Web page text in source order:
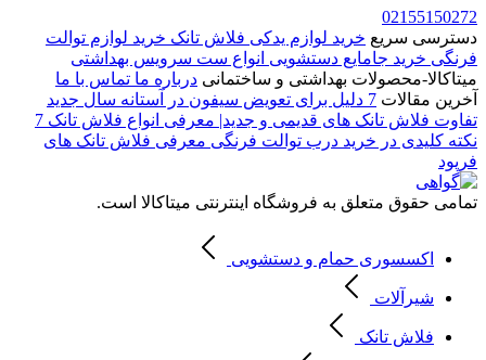
02155150272
دسترسی سریع خرید لوازم یدکی فلاش تانک خرید لوازم توالت
فرنگی خرید جامایع دستشویی انواع ست سرویس بهداشتی
میتاکالا-محصولات بهداشتی و ساختمانی درباره ما تماس با ما
آخرین مقالات 7 دلیل برای تعویض سیفون در آستانه سال جدید
تفاوت فلاش تانک های قدیمی و جدید| معرفی انواع فلاش تانک 7
نکته کلیدی در خرید درب توالت فرنگی معرفی فلاش تانک های
فرپود
تمامی حقوق متعلق به فروشگاه اینترنتی میتاکالا است.
اکسسوری حمام و دستشویی
شیرآلات
فلاش تانک